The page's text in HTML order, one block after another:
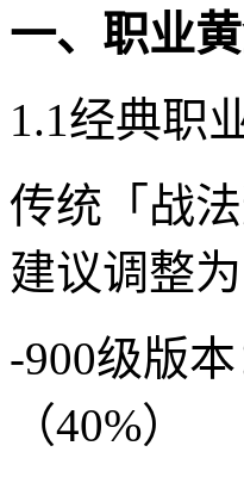
一、职业
1.1经典职
传统「战
建议调整为
-900级版
（40%）